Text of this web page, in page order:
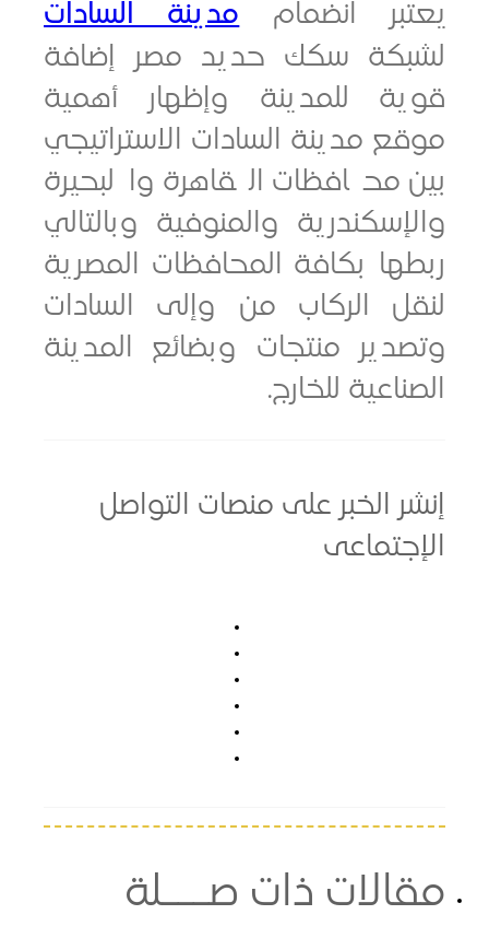
انضماممدينة السادات
سكك حديد مصر إضافة
للمدينة وإظهار أهمية
مدينة السادات الاستراتيجي
محافظات القاهرة والبحيرة
والمنوفية وبالتالي
بكافة المحافظات المصرية
الركاب من وإلى السادات
منتجات وبضائع المدينة
للخارج.
الخبر على منصات التواصل
ذات صـــلة